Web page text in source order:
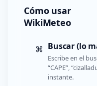
Cómo usar
WikiMeteo
⌘ Buscar (lo
Escribe en el
“CAPE”,
instante.